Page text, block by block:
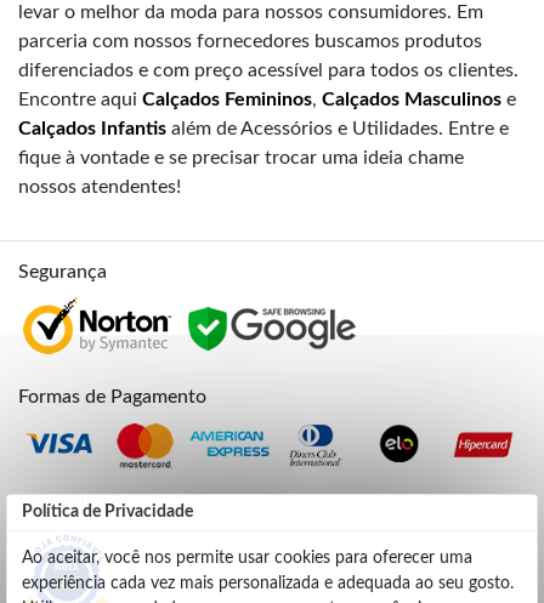
Política de Privacidade
Ao aceitar, você nos permite usar cookies para oferecer uma
experiência cada vez mais personalizada e adequada ao seu gosto.
levar o melhor da moda para nossos consumidores. Em
parceria com nossos fornecedores buscamos produtos
diferenciados e com preço acessível para todos os clientes.
Encontre aqui Calçados Femininos, Calçados Masculinos e
Calçados Infantis além de Acessórios e Utilidades. Entre e
fique à vontade e se precisar trocar uma ideia chame
nossos atendentes!
Segurança
Formas de Pagamento
Credibilidade
4.9